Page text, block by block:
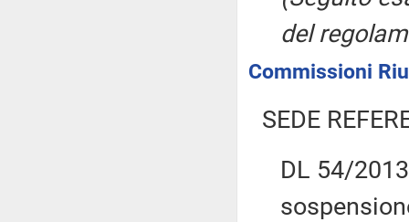
del
Commissioni
SEDE
DL 54/